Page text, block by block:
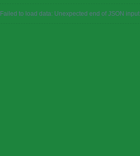
Failed to load data: Unexpected end of JSON input